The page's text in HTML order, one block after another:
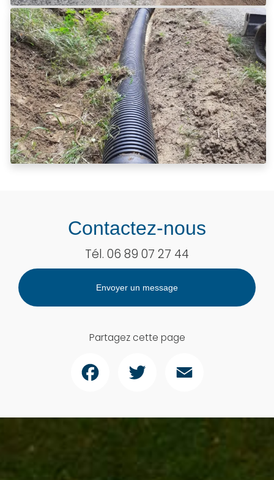
Contactez-nous
Tél. 06 89 07 27 44
Envoyer un message
Partagez cette page